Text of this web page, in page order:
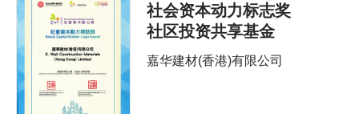
社会资本动力标志奖
社区投资共享基金
嘉华建材(香港)有限公司